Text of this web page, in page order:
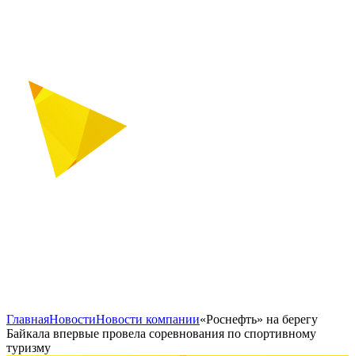
ГлавнаяНовостиНовости компании«Роснефть» на берегу
Байкала впервые провела соревнования по спортивному
туризму